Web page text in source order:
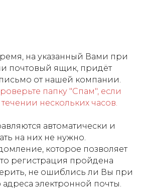
на указанный Вами при
почтовый ящик, придёт
от нашей компании.
папку "Спам", если
нескольких часов.
автоматически и
на них не нужно.
которое позволяет
регистрация пройдена
не ошиблись ли Вы при
электронной почты.